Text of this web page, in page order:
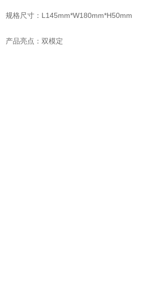
规格尺寸：L145mm*W180mm*H50mm
产品亮点：双模定